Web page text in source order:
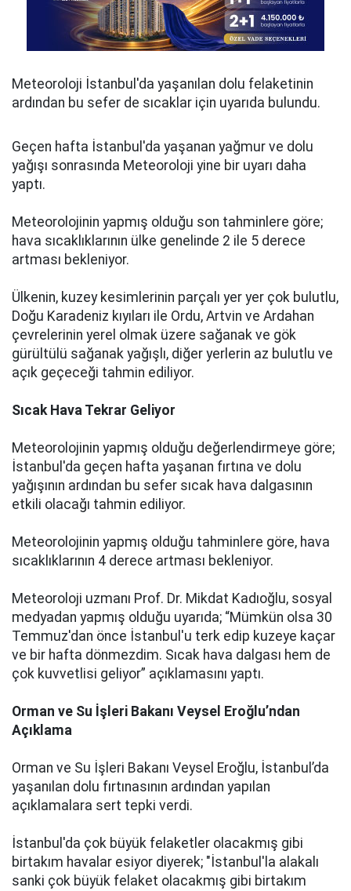
Meteoroloji İstanbul'da yaşanılan dolu felaketinin
ardından bu sefer de sıcaklar için uyarıda bulundu.
Geçen hafta İstanbul'da yaşanan yağmur ve dolu
yağışı sonrasında Meteoroloji yine bir uyarı daha
yaptı.
Meteorolojinin yapmış olduğu son tahminlere göre;
hava sıcaklıklarının ülke genelinde 2 ile 5 derece
artması bekleniyor.
Ülkenin, kuzey kesimlerinin parçalı yer yer çok bulutlu,
Doğu Karadeniz kıyıları ile Ordu, Artvin ve Ardahan
çevrelerinin yerel olmak üzere sağanak ve gök
gürültülü sağanak yağışlı, diğer yerlerin az bulutlu ve
açık geçeceği tahmin ediliyor.
Sıcak Hava Tekrar Geliyor
Meteorolojinin yapmış olduğu değerlendirmeye göre;
İstanbul'da geçen hafta yaşanan fırtına ve dolu
yağışının ardından bu sefer sıcak hava dalgasının
etkili olacağı tahmin ediliyor.
Meteorolojinin yapmış olduğu tahminlere göre, hava
sıcaklıklarının 4 derece artması bekleniyor.
Meteoroloji uzmanı Prof. Dr. Mikdat Kadıoğlu, sosyal
medyadan yapmış olduğu uyarıda; “Mümkün olsa 30
Temmuz'dan önce İstanbul'u terk edip kuzeye kaçar
ve bir hafta dönmezdim. Sıcak hava dalgası hem de
çok kuvvetlisi geliyor” açıklamasını yaptı.
Orman ve Su İşleri Bakanı Veysel Eroğlu’ndan
Açıklama
Orman ve Su İşleri Bakanı Veysel Eroğlu, İstanbul’da
yaşanılan dolu fırtınasının ardından yapılan
açıklamalara sert tepki verdi.
İstanbul'da çok büyük felaketler olacakmış gibi
birtakım havalar esiyor diyerek; "İstanbul'la alakalı
sanki çok büyük felaket olacakmış gibi birtakım